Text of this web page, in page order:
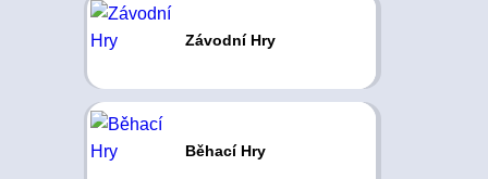
Závodní Hry
Běhací Hry